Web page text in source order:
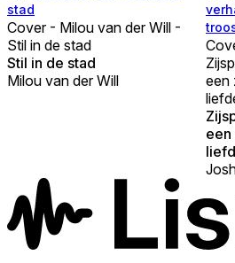
stad
Cover - Milou van der Will -
Stil in de stad
Stil in de stad
Milou van der Will
een